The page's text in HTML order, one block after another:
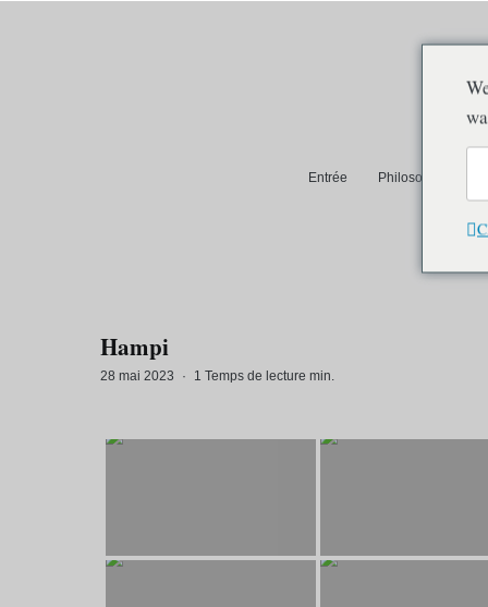
Entrée Philosophie et
Auroville
Hampi
28 mai 2023 · 1 Temps de lecture min.